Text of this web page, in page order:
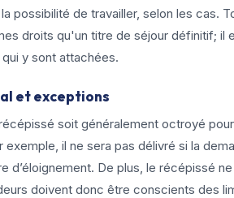
possibilité de travailler, selon les cas.
droits qu'un titre de séjour définitif;
y sont attachées.
et exceptions
soit généralement octroyé
exemple, il ne sera pas délivré si la
d’éloignement. De plus, le récépissé
doivent donc être conscients des